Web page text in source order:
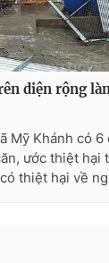
diện rộng
Mỹ Khánh có 6
ước thiệt hại
thiệt hại về